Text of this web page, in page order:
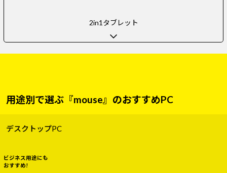
2in1タブレット
用途別で選ぶ『mouse』のおすすめPC
デスクトップPC
ビジネス用途にも
おすすめ!